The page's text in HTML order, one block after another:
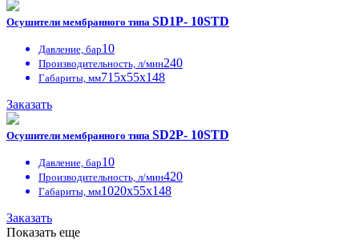
Осушители мембранного типа SD1P- 10STD
Давление, бар10
Производительность, л/мин240
Габариты, мм715х55х148
Заказать
Осушители мембранного типа SD2P- 10STD
Давление, бар10
Производительность, л/мин420
Габариты, мм1020х55х148
Заказать
Показать еще